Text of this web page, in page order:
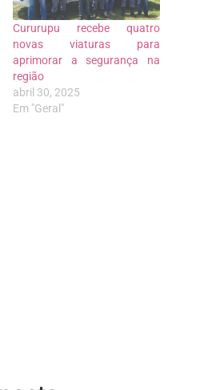
Cururupu recebe quatro
novas viaturas para
aprimorar a segurança na
região
abril 30, 2025
Em "Geral"